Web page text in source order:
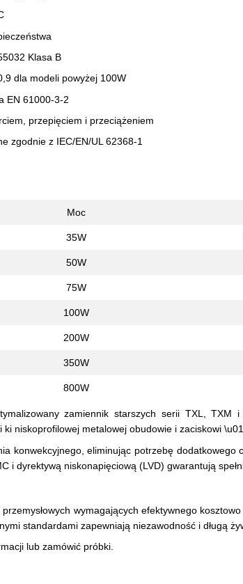
Klasa B
dla modeli powyżej 100W
EN 61000-3-2
przepięciem i przeciążeniem
zgodnie z IEC/EN/UL 62368-1
Moc
35W
50W
75W
100W
200W
350W
800W
zamiennik starszych serii TXL,
niskoprofilowej metalowej obudowie i zaciskowi
konwekcyjnego, eliminując potrzebę
i dyrektywą niskonapięciową (LVD) gwarantują
wymagających efektywnego
standardami zapewniają niezawodność i długą
lub zamówić próbki.